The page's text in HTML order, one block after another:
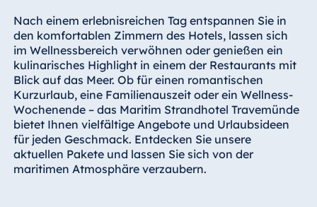
TitiseeHotel
Titisee-Neustadt
Strandhotel
Travemünde
Hotel Ulm
Star-Apart Hansa
Hotel Wiesbaden
Hotel Würzburg
Nach einem erlebnisreichen Tag entspannen Sie in
den komfortablen Zimmern des Hotels, lassen sich
im Wellnessbereich verwöhnen oder genießen ein
kulinarisches Highlight in einem der Restaurants mit
Blick auf das Meer. Ob für einen romantischen
Kurzurlaub, eine Familienauszeit oder ein Wellness-
Wochenende – das Maritim Strandhotel Travemünde
bietet Ihnen vielfältige Angebote und Urlaubsideen
für jeden Geschmack. Entdecken Sie unsere
aktuellen Pakete und lassen Sie sich von der
maritimen Atmosphäre verzaubern.